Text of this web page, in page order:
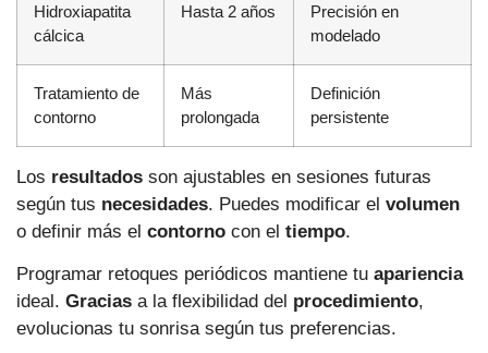
Hidroxiapatita
cálcica
Hasta 2 años
Precisión en
modelado
Tratamiento de
contorno
Más
prolongada
Definición
persistente
Los resultados son ajustables en sesiones futuras
según tus necesidades. Puedes modificar el volumen
o definir más el contorno con el tiempo.
Programar retoques periódicos mantiene tu apariencia
ideal. Gracias a la flexibilidad del procedimiento,
evolucionas tu sonrisa según tus preferencias.